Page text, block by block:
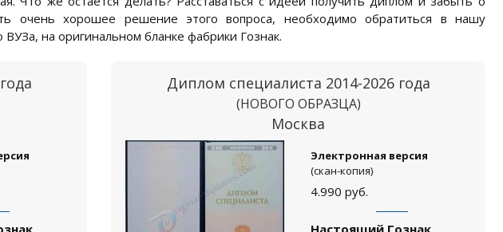
очень хорошее решение этого вопроса, необходимо обратиться в нашу
на оригинальном бланке фабрики Гознак.
Диплом специалиста 2014-2026 года
(НОВОГО ОБРАЗЦА)
Москва
Электронная версия
(скан-копия)
4.990 руб.
Настоящий Гознак